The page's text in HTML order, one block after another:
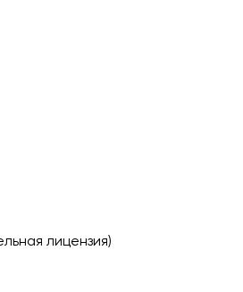
лицензия)